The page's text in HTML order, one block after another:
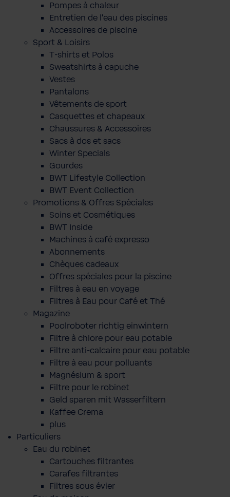
Pompes à chaleur
Entretien de l'eau des piscines
Accessoires de piscine
Sport & Loisirs
T-shirts et Polos
Sweatshirts à capuche
Vestes
Pantalons
Vêtements de sport
Casquettes et chapeaux
Chaussures & Accessoires
Sacs à dos et sacs
Winter Specials
Gourdes
BWT Lifestyle Collection
BWT Event Collection
Promotions & Offres Spéciales
Soins et Cosmétiques
BWT Inside
Machines à café expresso
Abonnements
Chèques cadeaux
Offres spéciales pour la piscine
Filtres à eau en voyage
Filtres à Eau pour Café et Thé
Magazine
Poolroboter richtig einwintern
Filtre à chlore pour eau potable
Filtre anti-calcaire pour eau potable
Filtre à eau pour polluants
Magnésium & sport
Filtre pour le robinet
Geld sparen mit Wasserfiltern
Kaffee Crema
plus
Particuliers
Eau du robinet
Cartouches filtrantes
Carafes filtrantes
Filtres sous évier